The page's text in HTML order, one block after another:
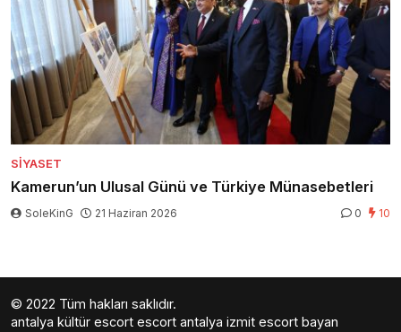
SIYASET
Kamerun’un Ulusal Günü ve Türkiye Münasebetleri
SoleKinG 21 Haziran 2026 0 10
© 2022 Tüm hakları saklıdır.
antalya kültür escort escort antalya izmit escort bayan